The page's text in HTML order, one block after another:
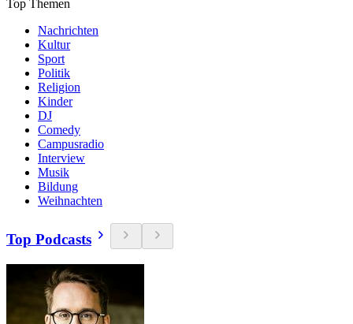
Top Themen
Nachrichten
Kultur
Sport
Politik
Religion
Kinder
DJ
Comedy
Campusradio
Interview
Musik
Bildung
Weihnachten
Top Podcasts